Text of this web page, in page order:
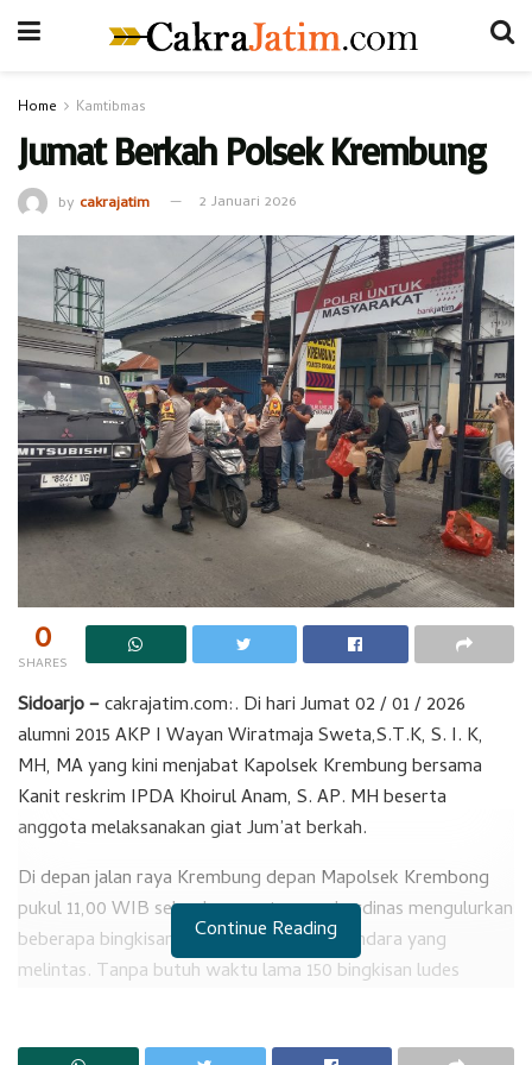
Home Kamtibmas
Jumat Berkah Polsek Krembung
by cakrajatim 2 Januari 2026
0
SHARES
Sidoarjo –cakrajatim.com:. Di hari Jumat 02 / 01 / 2026
alumni 2015 AKP I Wayan Wiratmaja Sweta,S.T.K, S. I. K,
MH, MA yang kini menjabat Kapolsek Krembung bersama
Kanit reskrim IPDA Khoirul Anam, S. AP. MH beserta
anggota melaksanakan giat Jum’at berkah.
Di depan jalan raya Krembung depan Mapolsek Krembong
pukul 11,00 WIB seluruh anggota yang berdinas mengulurkan
beberapa bingkisan kepada seluruh pengendara yang
melintas. Tanpa butuh waktu lama 150 bingkisan ludes
Continue Reading